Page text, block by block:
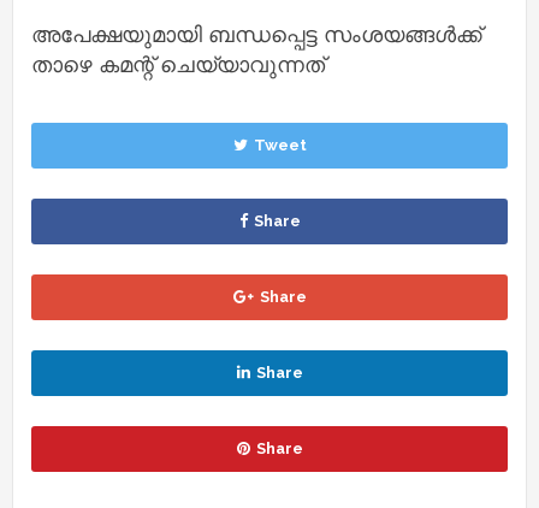
അപേക്ഷയുമായി ബന്ധപ്പെട്ട സംശയങ്ങൾക്ക്
താഴെ കമന്റ് ചെയ്യാവുന്നത്
Tweet
Share
Share
Share
Share